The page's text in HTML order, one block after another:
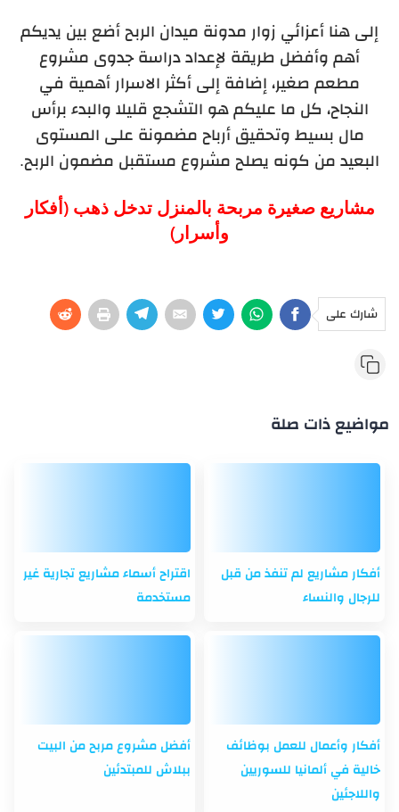
إلى هنا أعزائي زوار مدونة ميدان الربح أضع بين يديكم
أهم وأفضل طريقة لإعداد دراسة جدوى مشروع
مطعم صغير، إضافة إلى أكثر الاسرار أهمية في
النجاح، كل ما عليكم هو التشجع قليلا والبدء برأس
مال بسيط وتحقيق أرباح مضمونة على المستوى
البعيد من كونه يصلح مشروع مستقبل مضمون الربح.
مشاريع صغيرة مربحة بالمنزل تدخل ذهب (أفكار
وأسرار)
شارك على
مواضيع ذات صلة
أفكار مشاريع لم تنفذ من قبل
للرجال والنساء
اقتراح أسماء مشاريع تجارية غير
مستخدمة
أفكار وأعمال للعمل بوظائف
خالية في ألمانيا للسوريين
واللاجئين
أفضل مشروع مربح من البيت
ببلاش للمبتدئين